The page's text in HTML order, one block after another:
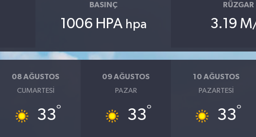
BASINÇ
1006 HPA hpa
RÜZGAR
3.19
08 AĞUSTOS
CUMARTESI
33°
09 AĞUSTOS
PAZAR
33°
10 AĞUSTOS
PAZARTESI
33°